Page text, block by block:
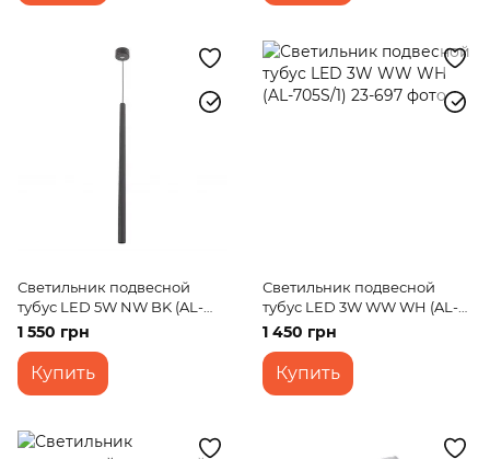
Светильник подвесной
тубус LED 5W NW BK (AL-
705S/1)
1 550 грн
Купить
Светильник подвесной
тубус LED 3W WW WH (AL-
705S/1)
1 450 грн
Купить